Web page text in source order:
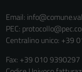
Email:
PEC:
Centralino unico: +39
Fax: +39 010 9390297